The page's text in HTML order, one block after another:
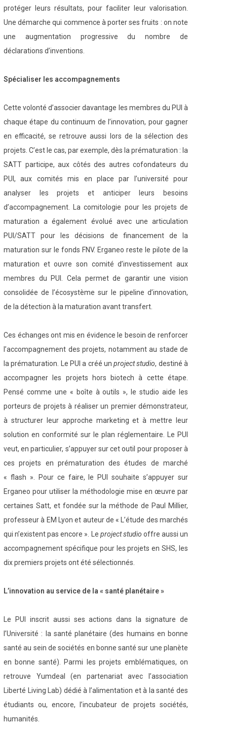
protéger leurs résultats, pour faciliter leur valorisation.
Une démarche qui commence à porter ses fruits : on note
une augmentation progressive du nombre de
déclarations d’inventions.
Spécialiser les accompagnements
Cette volonté d’associer davantage les membres du PUI à
chaque étape du continuum de l’innovation, pour gagner
en efficacité, se retrouve aussi lors de la sélection des
projets. C’est le cas, par exemple, dès la prématuration : la
SATT participe, aux côtés des autres cofondateurs du
PUI, aux comités mis en place par l’université pour
analyser les projets et anticiper leurs besoins
d’accompagnement. La comitologie pour les projets de
maturation a également évolué avec une articulation
PUI/SATT pour les décisions de financement de la
maturation sur le fonds FNV. Erganeo reste le pilote de la
maturation et ouvre son comité d’investissement aux
membres du PUI. Cela permet de garantir une vision
consolidée de l’écosystème sur le pipeline d’innovation,
de la détection à la maturation avant transfert.
Ces échanges ont mis en évidence le besoin de renforcer
l’accompagnement des projets, notamment au stade de
la prématuration. Le PUI a créé unproject studio, destiné à
accompagner les projets hors biotech à cette étape.
Pensé comme une « boîte à outils », le studio aide les
porteurs de projets à réaliser un premier démonstrateur,
à structurer leur approche marketing et à mettre leur
solution en conformité sur le plan réglementaire. Le PUI
veut, en particulier, s’appuyer sur cet outil pour proposer à
ces projets en prématuration des études de marché
« flash ». Pour ce faire, le PUI souhaite s’appuyer sur
Erganeo pour utiliser la méthodologie mise en œuvre par
certaines Satt, et fondée sur la méthode de Paul Millier,
professeur à EM Lyon et auteur de « L’étude des marchés
qui n’existent pas encore ». Le project studio offre aussi un
accompagnement spécifique pour les projets en SHS, les
dix premiers projets ont été sélectionnés.
L’innovation au service de la « santé planétaire »
Le PUI inscrit aussi ses actions dans la signature de
l’Université : la santé planétaire (des humains en bonne
santé au sein de sociétés en bonne santé sur une planète
en bonne santé). Parmi les projets emblématiques, on
retrouve Yumdeal (en partenariat avec l’association
Liberté Living Lab) dédié à l’alimentation et à la santé des
étudiants ou, encore, l’incubateur de projets sociétés,
humanités.